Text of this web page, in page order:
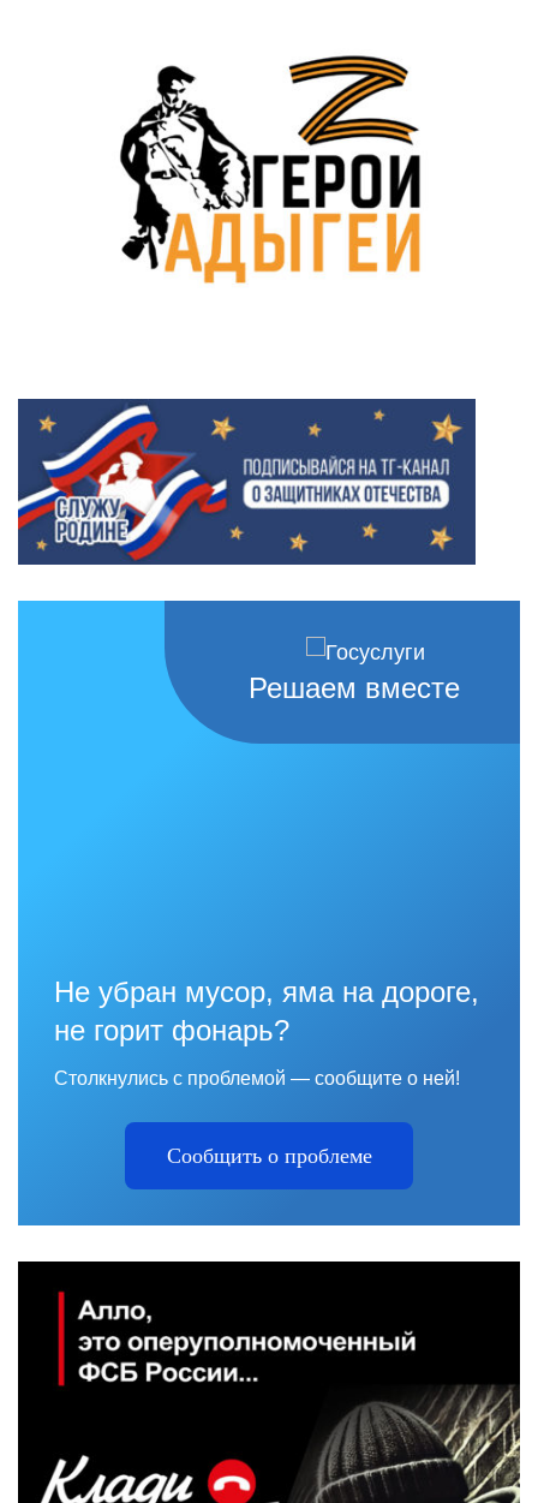
Решаем вместе
Не убран мусор, яма на дороге,
не горит фонарь?
Столкнулись с проблемой — сообщите о ней!
Сообщить о проблеме